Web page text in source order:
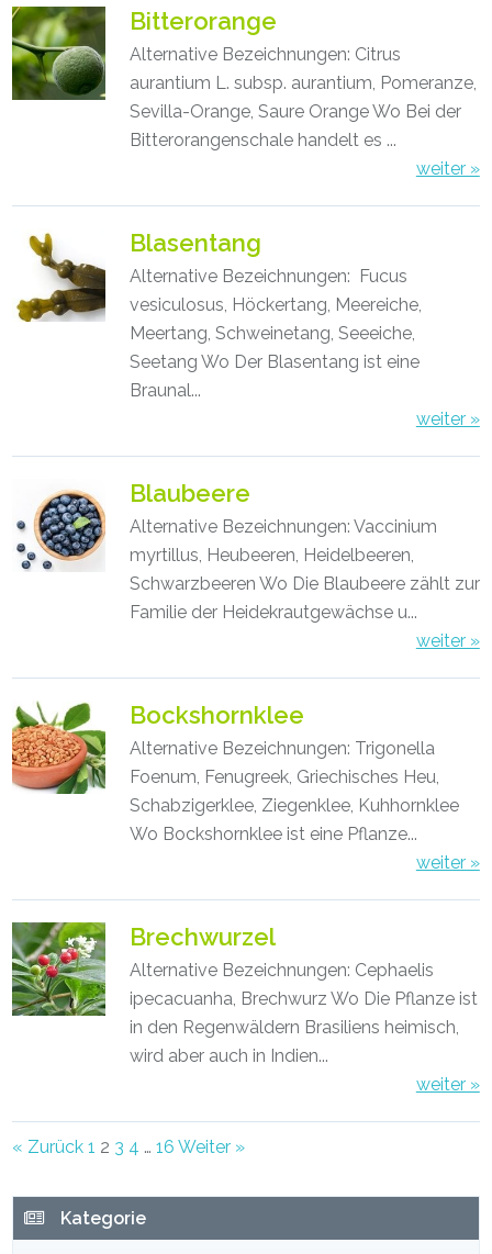
Bitterorange
Alternative Bezeichnungen: Citrus
aurantium L. subsp. aurantium, Pomeranze,
Sevilla-Orange, Saure Orange Wo Bei der
Bitterorangenschale handelt es ...
weiter »
Blasentang
Alternative Bezeichnungen: Fucus
vesiculosus, Höckertang, Meereiche,
Meertang, Schweinetang, Seeeiche,
Seetang Wo Der Blasentang ist eine
Braunal...
weiter »
Blaubeere
Alternative Bezeichnungen: Vaccinium
myrtillus, Heubeeren, Heidelbeeren,
Schwarzbeeren Wo Die Blaubeere zählt zur
Familie der Heidekrautgewächse u...
weiter »
Bockshornklee
Alternative Bezeichnungen: Trigonella
Foenum, Fenugreek, Griechisches Heu,
Schabzigerklee, Ziegenklee, Kuhhornklee
Wo Bockshornklee ist eine Pflanze...
weiter »
Brechwurzel
Alternative Bezeichnungen: Cephaelis
ipecacuanha, Brechwurz Wo Die Pflanze ist
in den Regenwäldern Brasiliens heimisch,
wird aber auch in Indien...
weiter »
Posts
« Zurück 1 2 3 4 … 16 Weiter »
Haupt-
Sidebar
Kategorie